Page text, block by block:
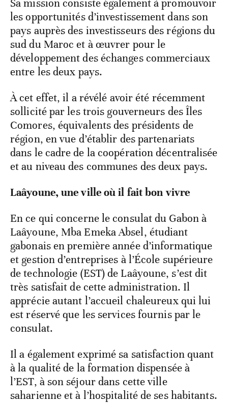
Sa mission consiste également à promouvoir
les opportunités d’investissement dans son
pays auprès des investisseurs des régions du
sud du Maroc et à œuvrer pour le
développement des échanges commerciaux
entre les deux pays.
À cet effet, il a révélé avoir été récemment
sollicité par les trois gouverneurs des Îles
Comores, équivalents des présidents de
région, en vue d’établir des partenariats
dans le cadre de la coopération décentralisée
et au niveau des communes des deux pays.
Laâyoune, une ville où il fait bon vivre
En ce qui concerne le consulat du Gabon à
Laâyoune, Mba Emeka Absel, étudiant
gabonais en première année d’informatique
et gestion d’entreprises à l’École supérieure
de technologie (EST) de Laâyoune, s’est dit
très satisfait de cette administration. Il
apprécie autant l’accueil chaleureux qui lui
est réservé que les services fournis par le
consulat.
Il a également exprimé sa satisfaction quant
à la qualité de la formation dispensée à
l’EST, à son séjour dans cette ville
saharienne et à l’hospitalité de ses habitants.